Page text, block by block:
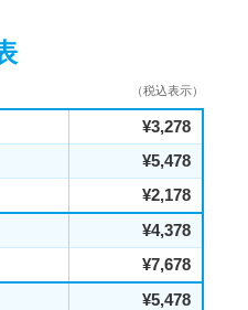
（税込表示）
¥3,278
¥5,478
¥2,178
¥4,378
¥7,678
¥5,478